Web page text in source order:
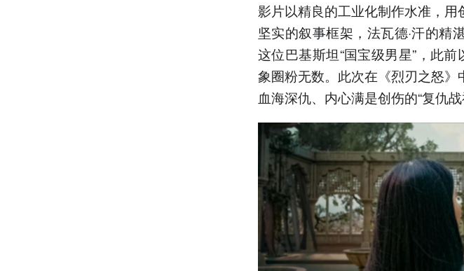
影片以精良的工业化制作水准，
坚实的叙事框架，法瓦德·汗的精
这位巴基斯坦“国宝级男星”，此
象圈粉无数。此次在《烈刃之怒
血海深仇、内心满是创伤的“复仇战